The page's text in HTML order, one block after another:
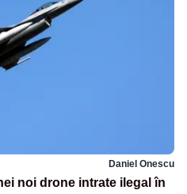
Daniel Onescu
noi drone intrate ilegal în